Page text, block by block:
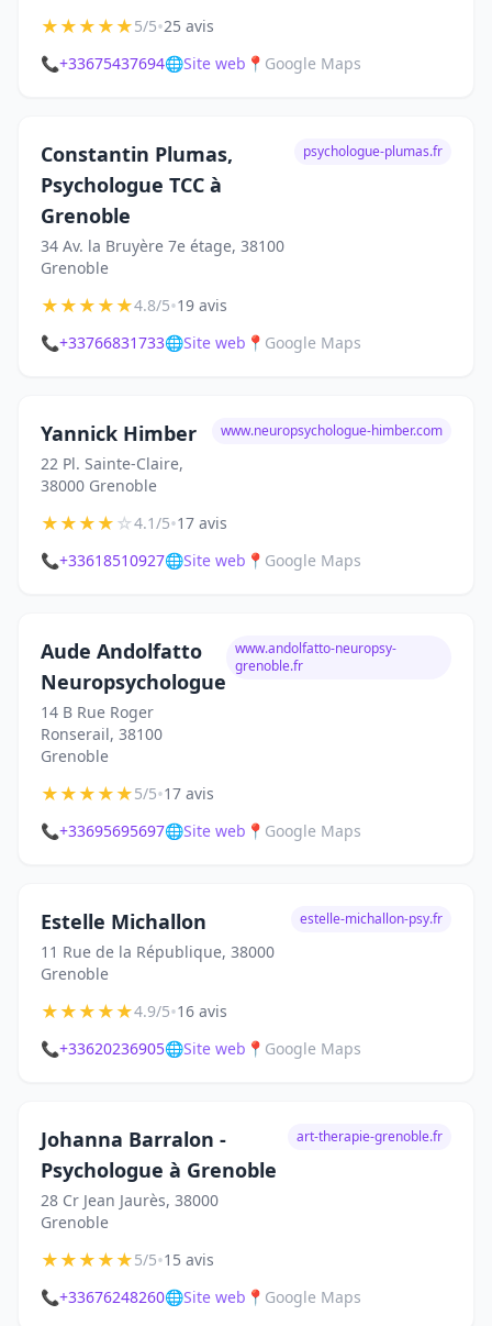
★★★★★5/5•25 avis
📞+33675437694🌐Site web 📍 Google Maps
Constantin Plumas,
Psychologue TCC à
Grenoble
34 Av. la Bruyère 7e étage, 38100
Grenoble
psychologue-plumas.fr
★★★★★4.8/5•19 avis
📞+33766831733🌐Site web 📍 Google Maps
Yannick Himber
22 Pl. Sainte-Claire,
38000 Grenoble
www.neuropsychologue-himber.com
★★★★☆4.1/5•17 avis
📞+33618510927🌐Site web 📍 Google Maps
Aude Andolfatto
Neuropsychologue
14 B Rue Roger
Ronserail, 38100
Grenoble
www.andolfatto-neuropsy-
grenoble.fr
★★★★★5/5•17 avis
📞+33695695697🌐Site web 📍 Google Maps
Estelle Michallon
11 Rue de la République, 38000
Grenoble
estelle-michallon-psy.fr
★★★★★4.9/5•16 avis
📞+33620236905🌐Site web 📍 Google Maps
Johanna Barralon -
Psychologue à Grenoble
28 Cr Jean Jaurès, 38000
Grenoble
art-therapie-grenoble.fr
★★★★★5/5•15 avis
📞+33676248260🌐Site web 📍 Google Maps